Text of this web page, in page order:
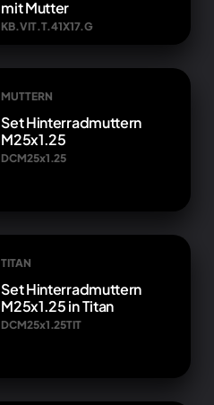
mit Mutter
KB.VIT.T.41X17.G
MUTTERN
Set Hinterradmuttern
M25x1.25
DCM25x1.25
TITAN
Set Hinterradmuttern
M25x1.25 in Titan
DCM25x1.25TIT